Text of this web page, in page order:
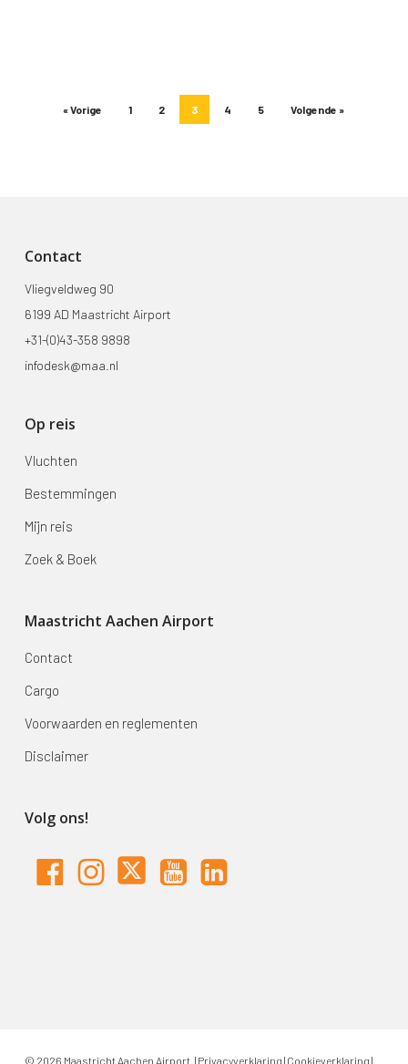
« Vorige 1 2 3 4 5 Volgende »
Contact
Vliegveldweg 90
6199 AD Maastricht Airport
+31-(0)43-358 9898
infodesk@maa.nl
Op reis
Vluchten
Bestemmingen
Mijn reis
Zoek & Boek
Maastricht Aachen Airport
Contact
Cargo
Voorwaarden en reglementen
Disclaimer
Volg ons!
© 2026 Maastricht Aachen Airport. |Privacyverklaring | Cookieverklaring |